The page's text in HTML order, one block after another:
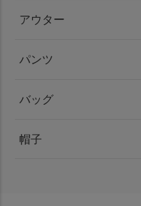
アウター
パンツ
バッグ
帽子